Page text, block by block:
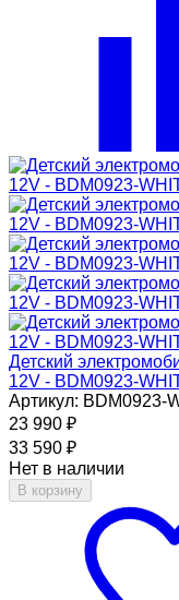
Детский
12V - BDM0923-
Артикул: BDM0923-
23 990 ₽
33 590 ₽
Нет в наличии
В корзину